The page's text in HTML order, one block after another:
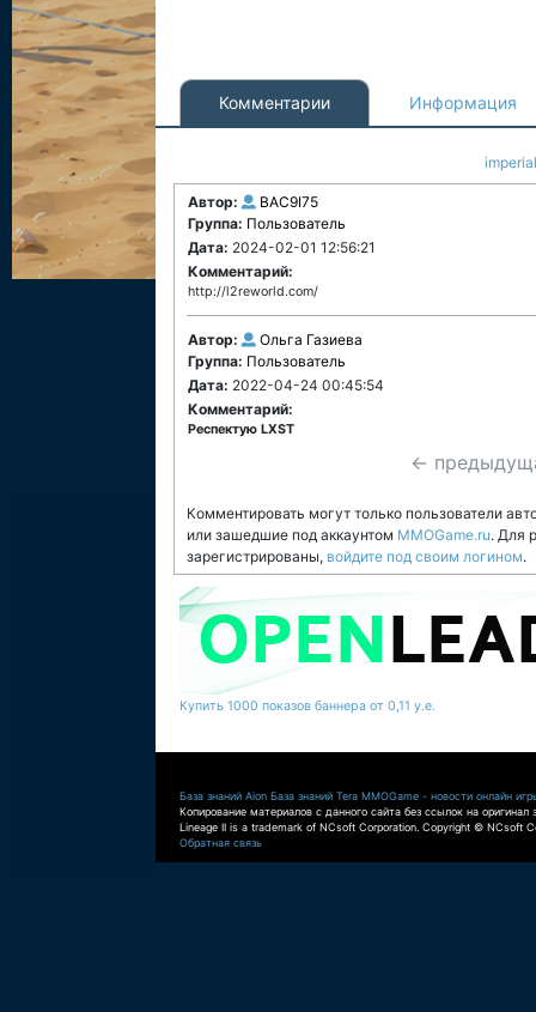
Комментарии Информация
imperial
Автор:
BAC9I75
Группа: Пользователь
Дата: 2024-02-01 12:56:21
Комментарий:
http://l2reworld.com/
Автор:
Ольга Газиева
Группа: Пользователь
Дата: 2022-04-24 00:45:54
Комментарий:
Респектую LXST
←
Комментировать могут только пользователи
или зашедшие под аккаунтом MMOGame.ru. Для
зарегистрированы, войдите под своим логином.
Купить 1000 показов баннера от 0,11 у.е.
База знаний Aion База знаний Tera MMOGame - новости онлайн
Копирование материалов с данного сайта без ссылок на оригинал
Lineage II is a trademark of NCsoft Corporation. Copyright © NCsoft
Обратная связь